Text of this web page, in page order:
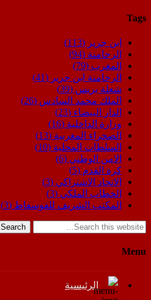
Tags
ابن جرير (113)
الرحامنة (94)
المغرب (79)
الرحامنة ابن جرير (41)
شعلة بريس (39)
الملك محمد السادس (26)
الدار البيضاء (23)
وزارة الداخلية (16)
الصحراء المغربية (13)
السلطات المحلية (10)
الامن الوطني (6)
كرة القدم (5)
الاتحاد الاشتراكي (3)
الخطاب الملكي (3)
المكتب الشريف للفوسفاط (3)
Search
Menu
الرئيسية